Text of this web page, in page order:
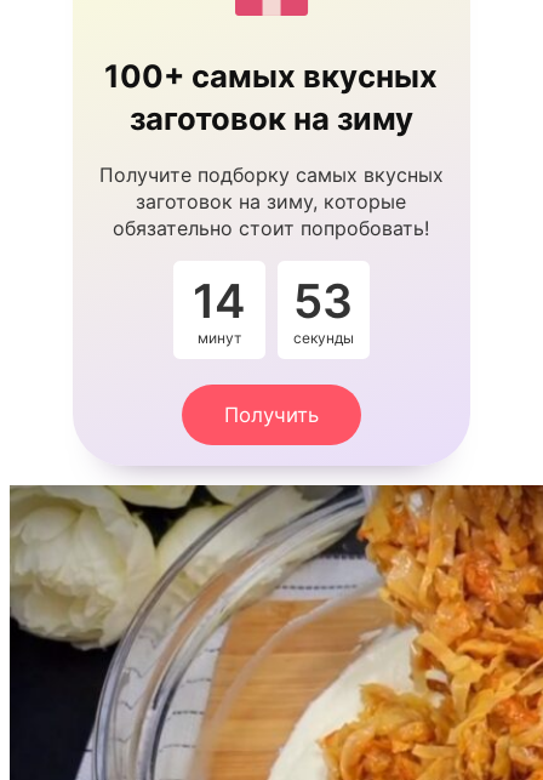
100+ самых вкусных
заготовок на зиму
Получите подборку самых вкусных
заготовок на зиму, которые
обязательно стоит попробовать!
14
минут
52
секунды
Получить